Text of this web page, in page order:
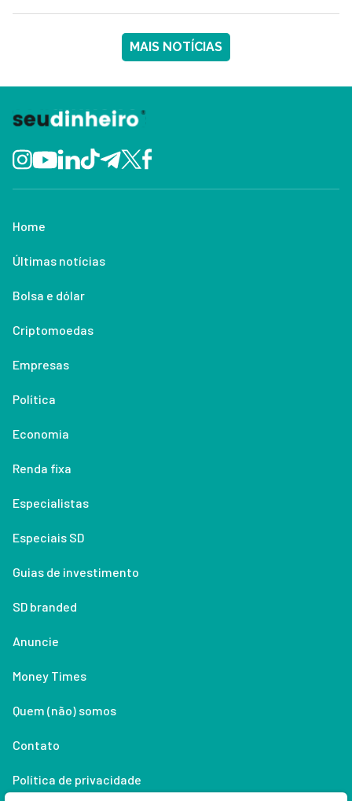
MAIS NOTÍCIAS
Home
Últimas notícias
Bolsa e dólar
Criptomoedas
Empresas
Política
Economia
Renda fixa
Especialistas
Especiais SD
Guias de investimento
SD branded
Anuncie
Money Times
Quem (não) somos
Contato
Política de privacidade